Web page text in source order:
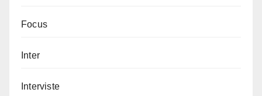
Focus
Inter
Interviste